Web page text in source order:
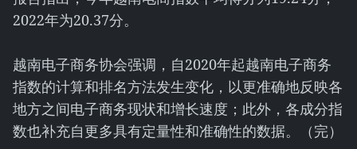
2022年为20.37分。
越南电子商务协会强调，自2020年起越南电子商务
指数的计算和排名方法发生变化，以更准确地反映各
地方之间电子商务现状和增长速度；此外，各成分指
数也补充自更多具有定量性和准确性的数据。（完）